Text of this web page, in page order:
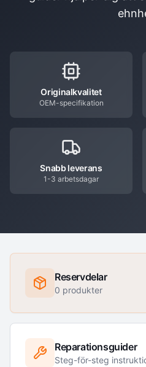
Originalkvalitet
OEM-specifikation
Snabb leverans
1-3 arbetsdagar
Reservdelar
0 produkter
Reparationsguider
Steg-för-steg